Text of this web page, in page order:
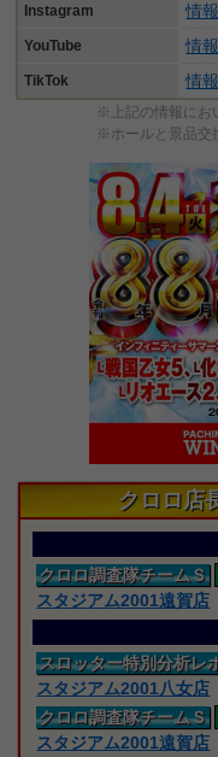
Instagram 情
YouTube 情
TikTok 情
※上記の情報にお
※ホールと景品交
クロロ店
クロロ調査隊チームＳ
スタジアム2001遠賀店
スロッター特別分析レ
スタジアム2001八女店
クロロ調査隊チームＳ
スタジアム2001遠賀店